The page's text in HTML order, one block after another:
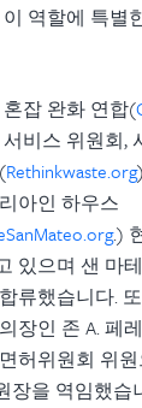
역할에 특별
잡 완화 연합(
비스 위원회,
Rethinkwaste.org
아인 하우스
.)
있으며 샌 마
류했습니다.
장인 존 A. 페
허위원회 위
장을 역임했습